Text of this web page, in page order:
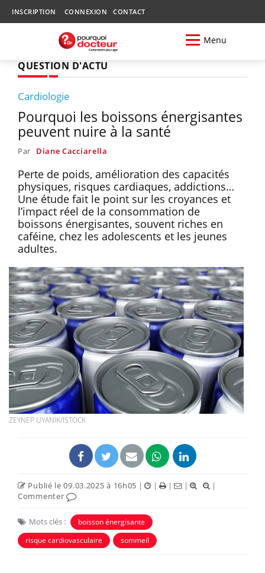
INSCRIPTION CONNEXION CONTACT
Menu
QUESTION D'ACTU
Cardiologie
Pourquoi les boissons énergisantes
peuvent nuire à la santé
Par Diane Cacciarella
Perte de poids, amélioration des capacités
physiques, risques cardiaques, addictions…
Une étude fait le point sur les croyances et
l’impact réel de la consommation de
boissons énergisantes, souvent riches en
caféine, chez les adolescents et les jeunes
adultes.
ZEYNEP UYANIK/ISTOCK
Publié le 09.03.2025 à 16h05 | | | |
|
Commenter
Mots clés :
boisson énergisante
risque cardiovasculaire
sommeil